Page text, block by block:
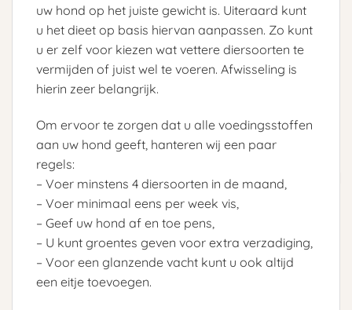
uw hond op het juiste gewicht is. Uiteraard kunt
u het dieet op basis hiervan aanpassen. Zo kunt
u er zelf voor kiezen wat vettere diersoorten te
vermijden of juist wel te voeren. Afwisseling is
hierin zeer belangrijk.
Om ervoor te zorgen dat u alle voedingsstoffen
aan uw hond geeft, hanteren wij een paar
regels:
– Voer minstens 4 diersoorten in de maand,
– Voer minimaal eens per week vis,
– Geef uw hond af en toe pens,
– U kunt groentes geven voor extra verzadiging,
– Voor een glanzende vacht kunt u ook altijd
een eitje toevoegen.